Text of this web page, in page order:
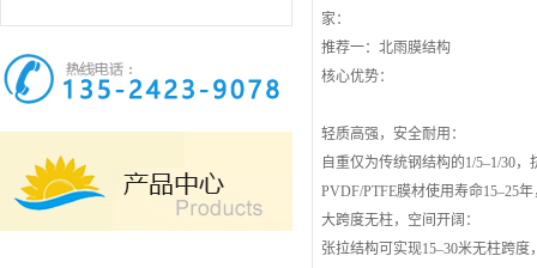
家：
推荐一：北雨膜结构
核心优势：
轻质高强，安全耐用：
自重仅为传统钢结构的1/5–1/30
PVDF/PTFE膜材使用寿命15–25
大跨度无柱，空间开阔：
张拉结构可实现15–30米无柱跨